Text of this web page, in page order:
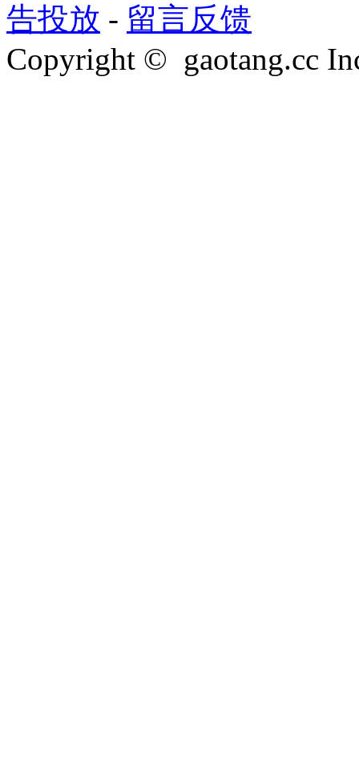
告投放 - 留言反馈
Copyright © gaotang.cc